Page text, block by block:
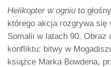
Helikopter w ogniu to
którego akcja rozgrywa się
Somalii w latach 90. Obraz
konfliktu: bitwy w
książce Marka Bowdena,